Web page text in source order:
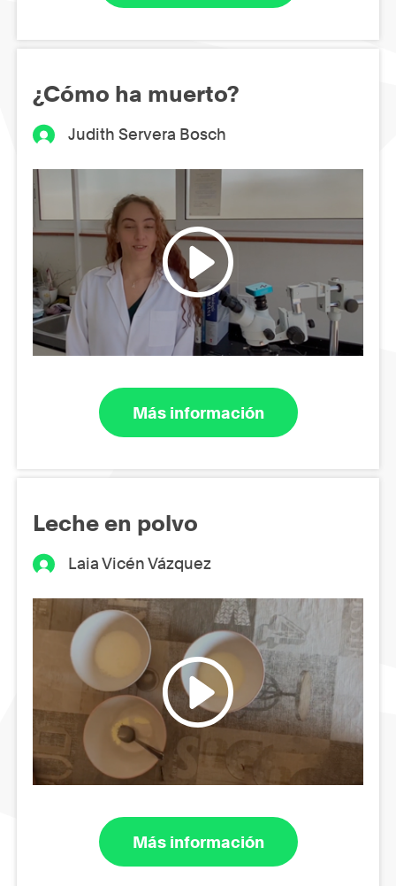
¿Cómo ha muerto?
Judith Servera Bosch
Más información
Leche en polvo
Laia Vicén Vázquez
Más información